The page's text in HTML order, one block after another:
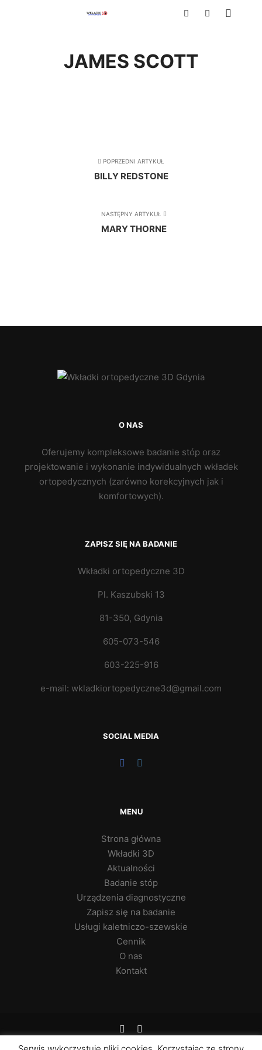
JAMES SCOTT
POPRZEDNI ARTYKUŁ
BILLY REDSTONE
NASTĘPNY ARTYKUŁ
MARY THORNE
O NAS
Oferujemy kompleksowe badanie stóp oraz
projektowanie i wykonanie indywidualnych wkładek
ortopedycznych (zarówno korekcyjnych jak i
komfortowych).
ZAPISZ SIĘ NA BADANIE
Wkładki ortopedyczne 3D
Pl. Kaszubski 13
81-350, Gdynia
605-073-546
603-225-916
e-mail: wkladkiortopedyczne3d@gmail.com
SOCIAL MEDIA
MENU
Strona główna
Wkładki 3D
Aktualności
Badanie stóp
Urządzenia diagnostyczne
Zapisz się na badanie
Usługi kaletniczo-szewskie
Cennik
O nas
Kontakt